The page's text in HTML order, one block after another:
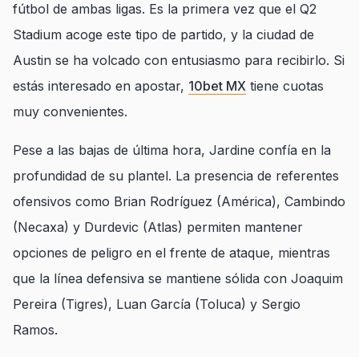
fútbol de ambas ligas. Es la primera vez que el Q2
Stadium acoge este tipo de partido, y la ciudad de
Austin se ha volcado con entusiasmo para recibirlo. Si
estás interesado en apostar, 10bet MX tiene cuotas
muy convenientes.
Pese a las bajas de última hora, Jardine confía en la
profundidad de su plantel. La presencia de referentes
ofensivos como Brian Rodríguez (América), Cambindo
(Necaxa) y Durdevic (Atlas) permiten mantener
opciones de peligro en el frente de ataque, mientras
que la línea defensiva se mantiene sólida con Joaquim
Pereira (Tigres), Luan García (Toluca) y Sergio
Ramos.